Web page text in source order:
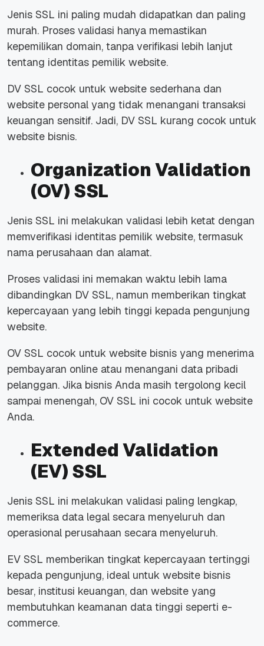
Jenis SSL ini paling mudah didapatkan dan paling
murah. Proses validasi hanya memastikan
kepemilikan domain, tanpa verifikasi lebih lanjut
tentang identitas pemilik website.
DV SSL cocok untuk website sederhana dan
website personal yang tidak menangani transaksi
keuangan sensitif. Jadi, DV SSL kurang cocok untuk
website bisnis.
Organization Validation
(OV) SSL
Jenis SSL ini melakukan validasi lebih ketat dengan
memverifikasi identitas pemilik website, termasuk
nama perusahaan dan alamat.
Proses validasi ini memakan waktu lebih lama
dibandingkan DV SSL, namun memberikan tingkat
kepercayaan yang lebih tinggi kepada pengunjung
website.
OV SSL cocok untuk website bisnis yang menerima
pembayaran online atau menangani data pribadi
pelanggan. Jika bisnis Anda masih tergolong kecil
sampai menengah, OV SSL ini cocok untuk website
Anda.
Extended Validation
(EV) SSL
Jenis SSL ini melakukan validasi paling lengkap,
memeriksa data legal secara menyeluruh dan
operasional perusahaan secara menyeluruh.
EV SSL memberikan tingkat kepercayaan tertinggi
kepada pengunjung, ideal untuk website bisnis
besar, institusi keuangan, dan website yang
membutuhkan keamanan data tinggi seperti e-
commerce.